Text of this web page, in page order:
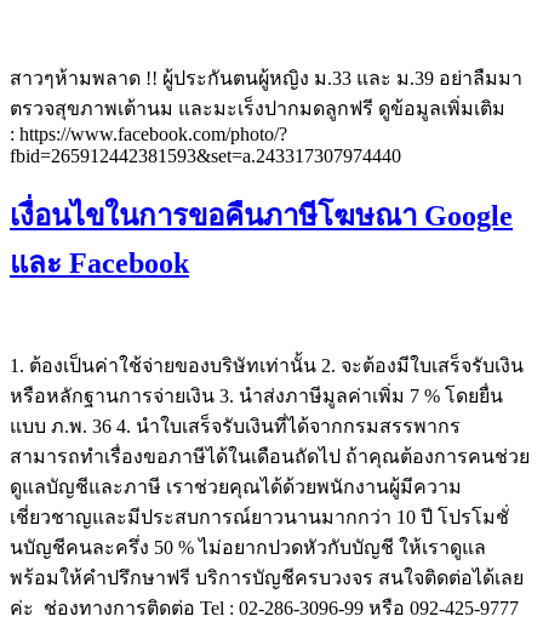
สาวๆห้ามพลาด !! ผู้ประกันตนผู้หญิง ม.33 และ ม.39 อย่าลืมมา
ตรวจสุขภาพเต้านม และมะเร็งปากมดลูกฟรี ดูข้อมูลเพิ่มเติม
: https://www.facebook.com/photo/?
fbid=265912442381593&set=a.243317307974440
เงื่อนไขในการขอคืนภาษีโฆษณา Google
และ Facebook
1. ต้องเป็นค่าใช้จ่ายของบริษัทเท่านั้น 2. จะต้องมีใบเสร็จรับเงิน
หรือหลักฐานการจ่ายเงิน 3. นำส่งภาษีมูลค่าเพิ่ม 7 % โดยยื่น
แบบ ภ.พ. 36 4. นำใบเสร็จรับเงินที่ได้จากกรมสรรพากร
สามารถทำเรื่องขอภาษีได้ในเดือนถัดไป ถ้าคุณต้องการคนช่วย
ดูแลบัญชีและภาษี เราช่วยคุณได้ด้วยพนักงานผู้มีความ
เชี่ยวชาญและมีประสบการณ์ยาวนานมากกว่า 10 ปี โปรโมชั่
นบัญชีคนละครึ่ง 50 % ไม่อยากปวดหัวกับบัญชี ให้เราดูแล
พร้อมให้คำปรึกษาฟรี บริการบัญชีครบวงจร สนใจติดต่อได้เลย
ค่ะ ช่องทางการติดต่อ Tel : 02-286-3096-99 หรือ 092-425-9777